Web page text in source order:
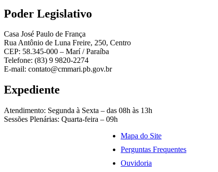
Poder Legislativo
Casa José Paulo de França
Rua Antônio de Luna Freire, 250, Centro
CEP: 58.345-000 – Marí / Paraíba
Telefone: (83) 9 9820-2274
E-mail: contato@cmmari.pb.gov.br
Expediente
Atendimento: Segunda à Sexta – das 08h às 13h
Sessões Plenárias: Quarta-feira – 09h
Mapa do Site
Perguntas Frequentes
Ouvidoria